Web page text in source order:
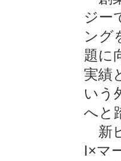
ジー
ング
題に
実績
いう
へと
新
I×マ